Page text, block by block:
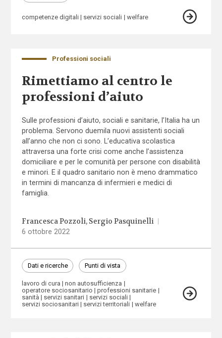
competenze digitali servizi sociali welfare
Professioni sociali
Rimettiamo al centro le
professioni d’aiuto
Sulle professioni d’aiuto, sociali e sanitarie, l’Italia ha un
problema. Servono duemila nuovi assistenti sociali
all’anno che non ci sono. L’educativa scolastica
attraversa una forte crisi come anche l’assistenza
domiciliare e per le comunità per persone con disabilità
e minori. E il quadro sanitario non è meno drammatico
in termini di mancanza di infermieri e medici di
famiglia.
Francesca Pozzoli Sergio Pasquinelli
6 ottobre 2022
Dati e ricerche Punti di vista
lavoro di cura
non autosufficienza
operatore sociosanitario
professioni sanitarie
sanità
servizi sanitari
servizi sociali
servizi sociosanitari
servizi territoriali welfare